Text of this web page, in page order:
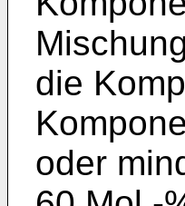
die
oder